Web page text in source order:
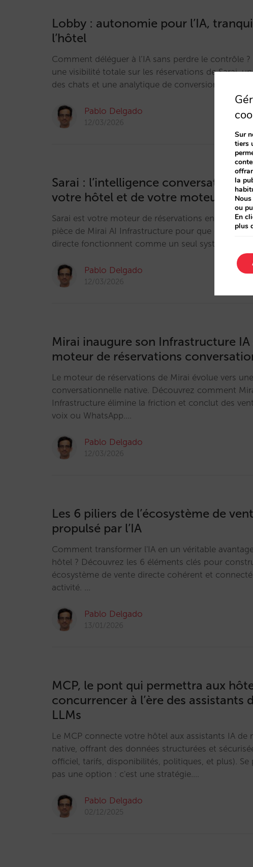
Lobby : autonomie pour l’IA,
l’hôtel
Comment déléguer à l’IA sans perdre le contrôle
une visibilité totale sur les réservations de Sarai,
des chats et une analytique de conversion directe.…
Pablo Delgado
12/03/2026
Sarai : l’intelligence
votre hôtel et de votre moteur
Sarai est votre moteur de réservations en langage
pièce de Mirai AI Infrastructure pour que
directe fonctionnent comme un seul système. …
Pablo Delgado
12/03/2026
Mirai inaugure son Infrastructure IA
moteur de réservations
Le moteur de réservations de Mirai évolue vers
conversationnelle native. Découvrez comment
Infrastructure élimine la friction et conclut des
voix ou WhatsApp.…
Pablo Delgado
12/03/2026
Les 6 piliers de l’écosystème de
propulsé par l’IA
Comment transformer l'IA en un véritable
hôtel ? Découvrez les 6 éléments clés pour
écosystème de vente directe cohérent et
activité. …
Pablo Delgado
13/01/2026
MCP, le pont qui permettra aux
concurrencer à l’ère des assistants
LLMs
Le MCP connecte votre hôtel aux assistants IA de
native, offrant des données structurées et
officiel, tarifs, disponibilités, politiques, et plus). Se
pas une option : c'est une stratégie.…
Pablo Delgado
02/12/2025
Sur
tiers
la
ou
En
plus